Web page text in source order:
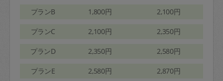
プランB 1,800円 2,100円
プランC 2,100円 2,350円
プランD 2,350円 2,580円
プランE 2,580円 2,870円